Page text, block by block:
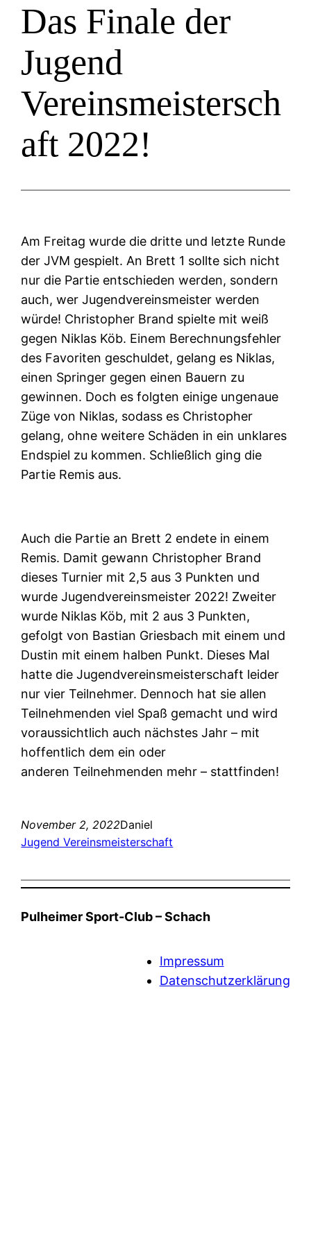
Das Finale der
Jugend
Vereinsmeistersch
aft 2022!
Am Freitag wurde die dritte und letzte Runde
der JVM gespielt. An Brett 1 sollte sich nicht
nur die Partie entschieden werden, sondern
auch, wer Jugendvereinsmeister werden
würde! Christopher Brand spielte mit weiß
gegen Niklas Köb. Einem Berechnungsfehler
des Favoriten geschuldet, gelang es Niklas,
einen Springer gegen einen Bauern zu
gewinnen. Doch es folgten einige ungenaue
Züge von Niklas, sodass es Christopher
gelang, ohne weitere Schäden in ein unklares
Endspiel zu kommen. Schließlich ging die
Partie Remis aus.
Auch die Partie an Brett 2 endete in einem
Remis. Damit gewann Christopher Brand
dieses Turnier mit 2,5 aus 3 Punkten und
wurde Jugendvereinsmeister 2022! Zweiter
wurde Niklas Köb, mit 2 aus 3 Punkten,
gefolgt von Bastian Griesbach mit einem und
Dustin mit einem halben Punkt. Dieses Mal
hatte die Jugendvereinsmeisterschaft leider
nur vier Teilnehmer. Dennoch hat sie allen
Teilnehmenden viel Spaß gemacht und wird
voraussichtlich auch nächstes Jahr – mit
hoffentlich dem ein oder
anderen Teilnehmenden mehr – stattfinden!
November 2, 2022Daniel
Jugend Vereinsmeisterschaft
Pulheimer Sport-Club – Schach
Impressum
Datenschutzerklärung